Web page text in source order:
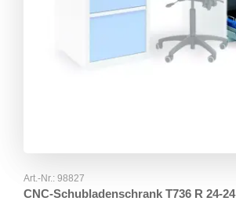
Art.-Nr.: 98827
CNC-Schubladenschrank T736 R 24-24